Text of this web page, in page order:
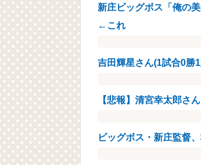
新庄ビッグボス「俺の
←これ
吉田輝星さん(1試合0勝
【悲報】清宮幸太郎さ
ビッグボス・新庄監督